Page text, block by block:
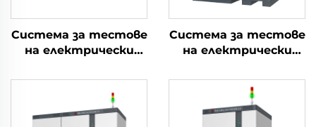
Система за тестове
на електрически
литиеви батерии
Система за тестове
на електрически
литиеви батерии
(750V)